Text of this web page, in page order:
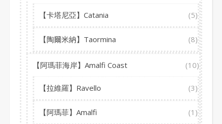
【卡塔尼亞】Catania (5)
【陶爾米納】Taormina (8)
【阿瑪菲海岸】Amalfi Coast (10)
【拉維羅】Ravello (3)
【阿瑪菲】Amalfi (1)